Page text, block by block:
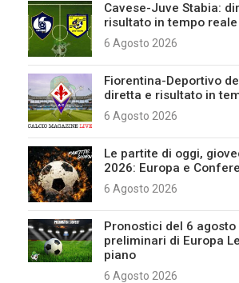
Cavese-Juve Stabia:
risultato in tempo reale
6 Agosto 2026
Fiorentina-Deportivo
diretta e risultato in
6 Agosto 2026
Le partite di oggi,
2026: Europa e
6 Agosto 2026
Pronostici del 6 agosto
preliminari di Europa
piano
6 Agosto 2026